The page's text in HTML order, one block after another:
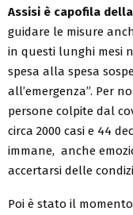
Assisi è capofila
guidare le misure
in questi lunghi mesi
spesa alla spesa
all’emergenza”. Per
persone colpite dal
circa 2000 casi e 44
immane, anche
accertarsi delle
Poi è stato il